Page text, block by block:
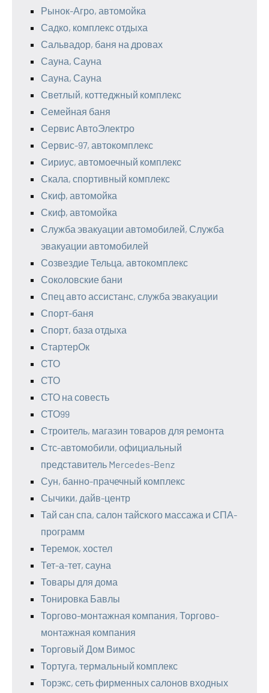
Рынок-Агро, автомойка
Садко, комплекс отдыха
Сальвадор, баня на дровах
Сауна, Сауна
Сауна, Сауна
Светлый, коттеджный комплекс
Семейная баня
Сервис АвтоЭлектро
Сервис-97, автокомплекс
Сириус, автомоечный комплекс
Скала, спортивный комплекс
Скиф, автомойка
Скиф, автомойка
Служба эвакуации автомобилей, Служба
эвакуации автомобилей
Созвездие Тельца, автокомплекс
Соколовские бани
Спец авто ассистанс, служба эвакуации
Спорт-баня
Спорт, база отдыха
СтартерОк
СТО
СТО
СТО на совесть
СТО99
Строитель, магазин товаров для ремонта
Стс-автомобили, официальный
представитель Mercedes-Benz
Сун, банно-прачечный комплекс
Сычики, дайв-центр
Тай сан спа, салон тайского массажа и СПА-
программ
Теремок, хостел
Тет-а-тет, сауна
Товары для дома
Тонировка Бавлы
Торгово-монтажная компания, Торгово-
монтажная компания
Торговый Дом Вимос
Тортуга, термальный комплекс
Торэкс, сеть фирменных салонов входных